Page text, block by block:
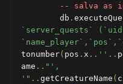
-- salva as
	db
.
`server_quests`
tonumber( pos . x .. '' ..
ame .. "',
'" .. getCreatureName (